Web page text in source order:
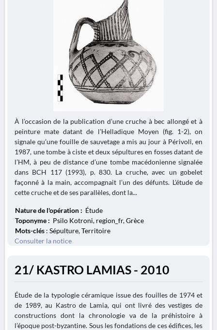
À l’occasion de la publication d’une cruche à bec allongé et à
peinture mate datant de l’Helladique Moyen (fig. 1-2), on
signale qu’une fouille de sauvetage a mis au jour à Périvoli, en
1987, une tombe à ciste et deux sépultures en fosses datant de
l’HM, à peu de distance d’une tombe macédonienne signalée
dans BCH 117 (1993), p. 830. La cruche, avec un gobelet
façonné à la main, accompagnait l’un des défunts. L’étude de
cette cruche et de ses parallèles, dont la...
Nature de l'opération : Étude
Toponyme : Psilo Kotroni, region_fr, Grèce
Mots-clés : Sépulture, Territoire
Consulter la notice
21/ KASTRO LAMIAS - 2010
Étude de la typologie céramique issue des fouilles de 1974 et
de 1989, au Kastro de Lamia, qui ont livré des vestiges de
constructions dont la chronologie va de la préhistoire à
l’époque post-byzantine. Sous les fondations de ces édifices, les